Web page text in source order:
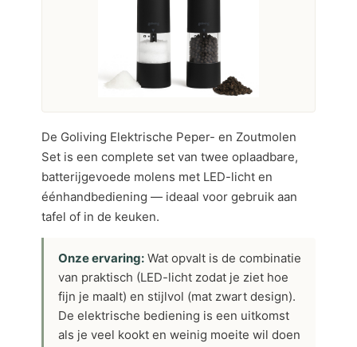
De Goliving Elektrische Peper- en Zoutmolen
Set is een complete set van twee oplaadbare,
batterijgevoede molens met LED-licht en
éénhandbediening — ideaal voor gebruik aan
tafel of in de keuken.
Onze ervaring: Wat opvalt is de combinatie
van praktisch (LED-licht zodat je ziet hoe
fijn je maalt) en stijlvol (mat zwart design).
De elektrische bediening is een uitkomst
als je veel kookt en weinig moeite wil doen